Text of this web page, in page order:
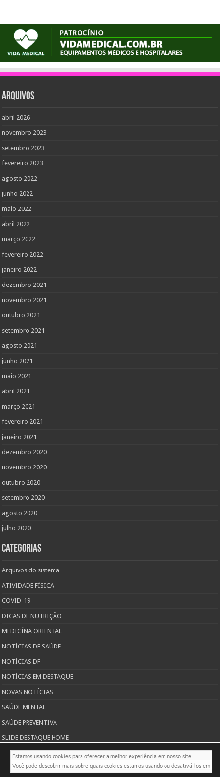
Arquivos
abril 2026
novembro 2023
setembro 2023
fevereiro 2023
agosto 2022
junho 2022
maio 2022
abril 2022
março 2022
fevereiro 2022
janeiro 2022
dezembro 2021
novembro 2021
outubro 2021
setembro 2021
agosto 2021
junho 2021
maio 2021
abril 2021
março 2021
fevereiro 2021
janeiro 2021
dezembro 2020
novembro 2020
outubro 2020
setembro 2020
agosto 2020
julho 2020
Categorias
Arquivos do sistema
ATIVIDADE FÍSICA
COVID-19
DICAS DE NUTRIÇÃO
MEDICÍNA ORIENTAL
NOTÍCIAS DE SAÚDE
NOTÍCIAS DF
NOTÍCIAS EM DESTAQUE
NOVAS NOTÍCIAS
SAÚDE MENTAL
SAÚDE PREVENTIVA
SLIDE DESTAQUE HOME
TODAS AS PUBLICAÇÕES SOBRE SAÚDE
Estamos usando cookies para oferecer a melhor experiência em nosso site.
Você pode descobrir mais sobre quais cookies estamos usando ou desativá-los em